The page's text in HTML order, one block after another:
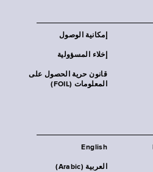
إمكانية الوصول
إخلاء المسؤولية
قانون حرية الحصول على
المعلومات (FOIL)
English
العربية (Arabic)